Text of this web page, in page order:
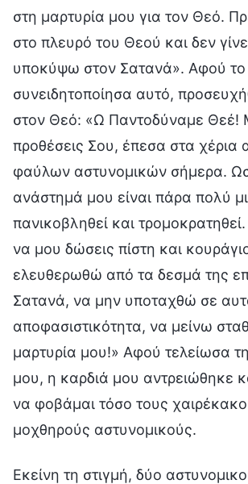
στη μαρτυρία μου για τον Θεό.
στο πλευρό του Θεού και δεν
υποκύψω στον Σατανά». Αφού το
συνειδητοποίησα αυτό,
στον Θεό: «Ω Παντοδύναμε Θεέ!
προθέσεις Σου, έπεσα στα χέρια
φαύλων αστυνομικών σήμερα.
ανάστημά μου είναι πάρα πολύ
πανικοβληθεί και
να μου δώσεις πίστη και
ελευθερωθώ από τα δεσμά της
Σατανά, να μην υποταχθώ σε
αποφασιστικότητα, να μείνω
μαρτυρία μου!» Αφού τελείωσα
μου, η καρδιά μου αντρειώθηκε
να φοβάμαι τόσο τους
μοχθηρούς αστυνομικούς.
Εκείνη τη στιγμή, δύο